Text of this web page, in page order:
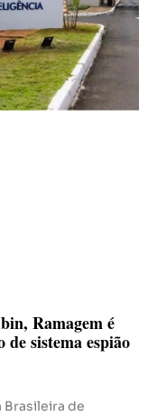
Ramagem é
de sistema espião
de